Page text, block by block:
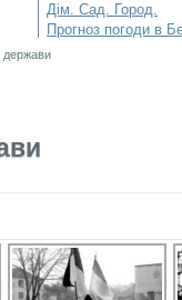
Дім. Сад. Город.
Прогноз погоди в
держави